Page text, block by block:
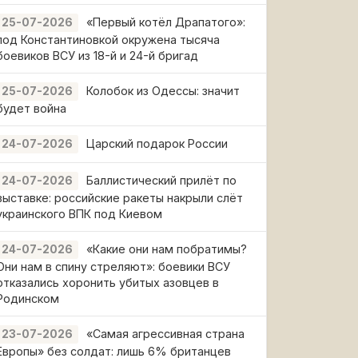
25-07-2026
«Первый котёл Драпатого»:
Константиновкой окружена тысяча
ВСУ из 18-й и 24-й бригад
25-07-2026
Колобок из Одессы: значит
война
24-07-2026 Царский подарок России
24-07-2026
Баллистический прилёт по
российские ракеты накрыли слёт
ВПК под Киевом
24-07-2026
«Какие они нам побратимы?
нам в спину стреляют»: боевики ВСУ
хоронить убитых азовцев в
23-07-2026
«Самая агрессивная страна
без солдат: лишь 6% британцев